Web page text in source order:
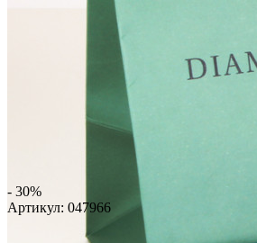
- 30%
Артикул: 047966